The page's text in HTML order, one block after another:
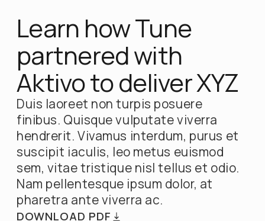
Learn how Tune
partnered with
Aktivo to deliver XYZ
Duis laoreet non turpis posuere
finibus. Quisque vulputate viverra
hendrerit. Vivamus interdum, purus et
suscipit iaculis, leo metus euismod
sem, vitae tristique nisl tellus et odio.
Nam pellentesque ipsum dolor, at
pharetra ante viverra ac.
DOWNLOAD PDF